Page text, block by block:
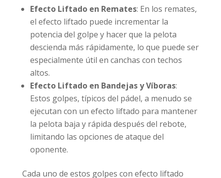
Efecto Liftado en Remates: En los remates,
el efecto liftado puede incrementar la
potencia del golpe y hacer que la pelota
descienda más rápidamente, lo que puede ser
especialmente útil en canchas con techos
altos.
Efecto Liftado en Bandejas y Víboras:
Estos golpes, típicos del pádel, a menudo se
ejecutan con un efecto liftado para mantener
la pelota baja y rápida después del rebote,
limitando las opciones de ataque del
oponente.
Cada uno de estos golpes con efecto liftado